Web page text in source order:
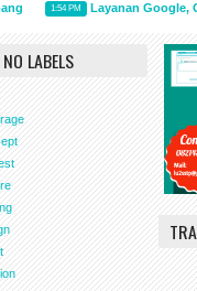
1:54 PM Layanan Google,
LABELS